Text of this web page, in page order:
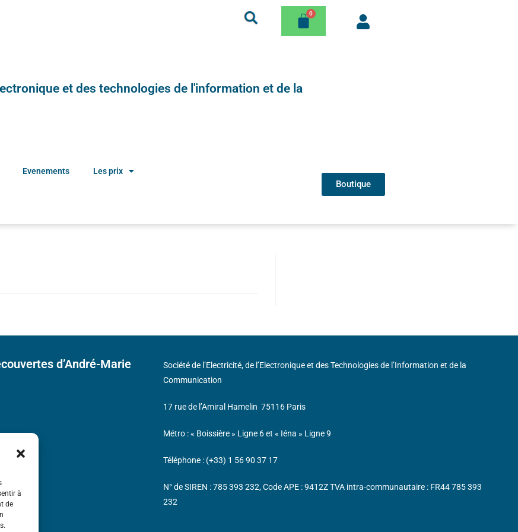
à
de
et des technologies de l'information et de la
Evenements Les prix
Boutique
d’André-Marie
Société de l’Electricité, de l’Electronique et des Technologies de l’Information et de la
Communication
17 rue de l’Amiral Hamelin 75116 Paris
Métro : « Boissière » Ligne 6 et « Iéna » Ligne 9
Téléphone : (+33) 1 56 90 37 17
N° de SIREN : 785 393 232, Code APE : 9412Z TVA intra-communautaire : FR44 785 393
232